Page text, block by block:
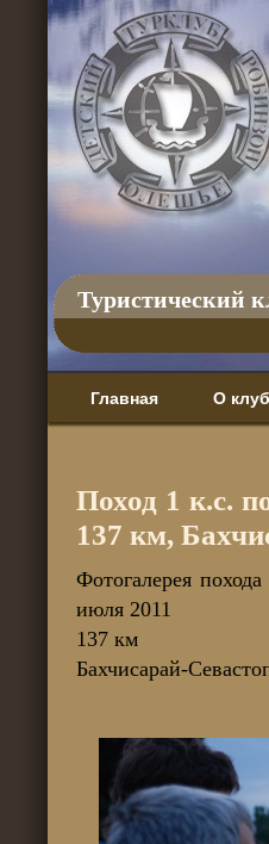
Туристический
Главная О
Поход 1 к.с.
137 км,
Фотогалерея
июля 2011
137 км
Бахчисарай-